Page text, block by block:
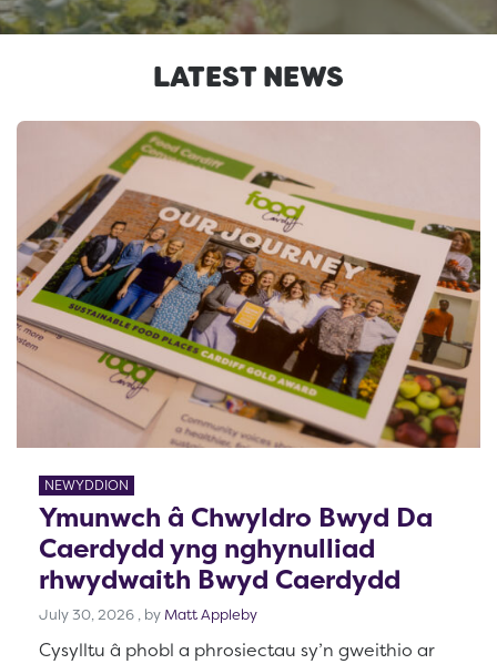
LATEST NEWS
NEWYDDION
Ymunwch â Chwyldro Bwyd Da
Caerdydd yng nghynulliad
rhwydwaith Bwyd Caerdydd
July 30, 2026 July 30, 2026
, by Matt Appleby
Cysylltu â phobl a phrosiectau sy’n gweithio ar